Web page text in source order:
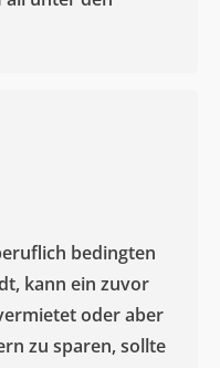
bedingten
kann ein zuvor
oder aber
zu sparen, sollte